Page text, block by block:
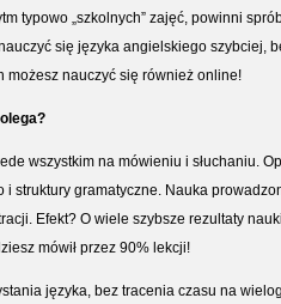
typowo „szkolnych” zajęć, powinni
się języka angielskiego szybciej,
możesz nauczyć się również online!
wszystkim na mówieniu i słuchaniu.
i struktury gramatyczne. Nauka
Efekt? O wiele szybsze rezultaty
mówił przez 90% lekcji!
języka, bez tracenia czasu na